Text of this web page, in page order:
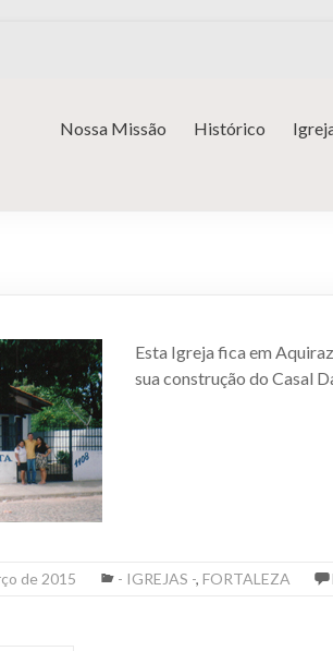
Nossa Missão Histórico
Esta Igreja fica em
sua construção do Casal
de 2015 - IGREJAS -, FORTALEZA